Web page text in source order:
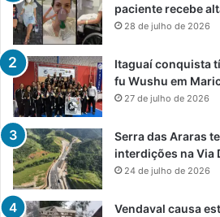
paciente recebe
28 de julho de 2026
Itaguaí conquista
fu Wushu em
27 de julho de 2026
Serra das Araras
interdições na Via
24 de julho de 2026
Vendaval causa